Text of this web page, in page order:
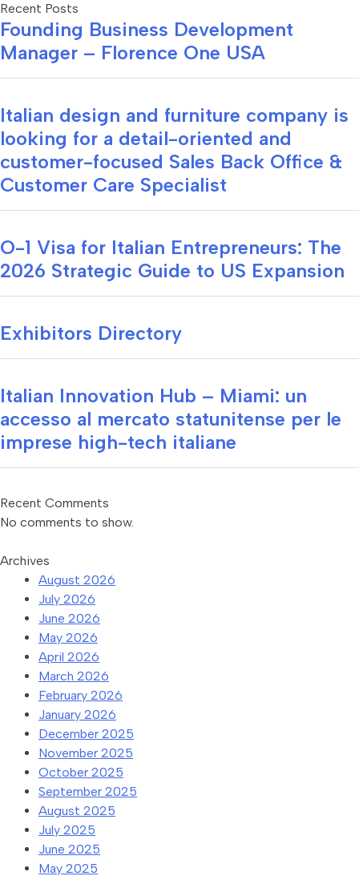
Recent Posts
Founding Business Development
Manager – Florence One USA
Italian design and furniture company is
looking for a detail-oriented and
customer-focused Sales Back Office &
Customer Care Specialist
O-1 Visa for Italian Entrepreneurs: The
2026 Strategic Guide to US Expansion
Exhibitors Directory
Italian Innovation Hub – Miami: un
accesso al mercato statunitense per le
imprese high-tech italiane
Recent Comments
No comments to show.
Archives
August 2026
July 2026
June 2026
May 2026
April 2026
March 2026
February 2026
January 2026
December 2025
November 2025
October 2025
September 2025
August 2025
July 2025
June 2025
May 2025